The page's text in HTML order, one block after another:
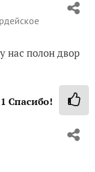
нас полон двор
1 Спасибо!